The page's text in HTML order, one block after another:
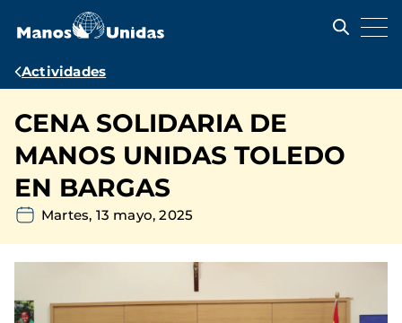
contenido
Ruta
navegación
Actividades
CENA SOLIDARIA DE
MANOS UNIDAS TOLEDO
EN BARGAS
Martes, 13 mayo, 2025